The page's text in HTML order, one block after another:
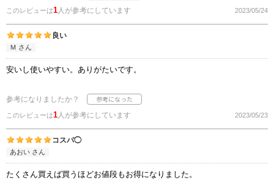
このレビューは1人が参考にしています 2023/05/24
良い
Ｍ さん
安いし使いやすい。ありがたいです。
参考になりましたか？
このレビューは1人が参考にしています 2023/05/23
コスパ◯
あおい さん
たくさん買えば買うほどお値段もお得になりました。